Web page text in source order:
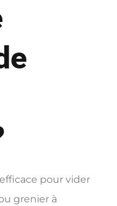
pour vider
grenier à